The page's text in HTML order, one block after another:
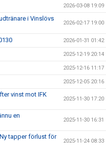
2026-03-08 19:09
i Vinslövs
2026-02-17 19:00
2026-01-31 01:42
2025-12-19 20:14
2025-12-16 11:17
2025-12-05 20:16
vinst mot IFK
2025-11-30 17:20
en
2025-11-30 16:31
tapper förlust för
2025-11-24 08:33